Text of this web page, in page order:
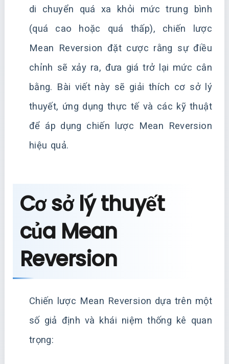
di chuyển quá xa khỏi mức trung bình
(quá cao hoặc quá thấp), chiến lược
Mean Reversion đặt cược rằng sự điều
chỉnh sẽ xảy ra, đưa giá trở lại mức cân
bằng. Bài viết này sẽ giải thích cơ sở lý
thuyết, ứng dụng thực tế và các kỹ thuật
để áp dụng chiến lược Mean Reversion
hiệu quả.
Cơ sở lý thuyết
của Mean
Reversion
Chiến lược Mean Reversion dựa trên một
số giả định và khái niệm thống kê quan
trọng: